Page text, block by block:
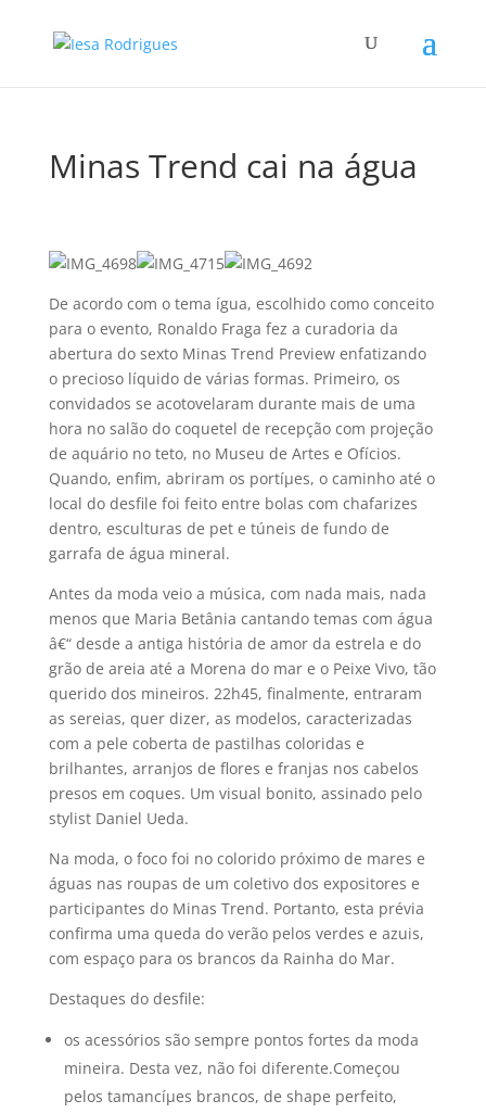
Minas Trend cai na água
De acordo com o tema ígua, escolhido como conceito
para o evento, Ronaldo Fraga fez a curadoria da
abertura do sexto Minas Trend Preview enfatizando
o precioso lí­quido de várias formas. Primeiro, os
convidados se acotovelaram durante mais de uma
hora no salão do coquetel de recepção com projeção
de aquário no teto, no Museu de Artes e Ofí­cios.
Quando, enfim, abriram os portíµes, o caminho até o
local do desfile foi feito entre bolas com chafarizes
dentro, esculturas de pet e túneis de fundo de
garrafa de água mineral.
Antes da moda veio a música, com nada mais, nada
menos que Maria Betânia cantando temas com água
â€“ desde a antiga história de amor da estrela e do
grão de areia até a Morena do mar e o Peixe Vivo, tão
querido dos mineiros. 22h45, finalmente, entraram
as sereias, quer dizer, as modelos, caracterizadas
com a pele coberta de pastilhas coloridas e
brilhantes, arranjos de flores e franjas nos cabelos
presos em coques. Um visual bonito, assinado pelo
stylist Daniel Ueda.
Na moda, o foco foi no colorido próximo de mares e
águas nas roupas de um coletivo dos expositores e
participantes do Minas Trend. Portanto, esta prévia
confirma uma queda do verão pelos verdes e azuis,
com espaço para os brancos da Rainha do Mar.
Destaques do desfile:
os acessórios são sempre pontos fortes da moda
mineira. Desta vez, não foi diferente.Começou
pelos tamancíµes brancos, de shape perfeito,